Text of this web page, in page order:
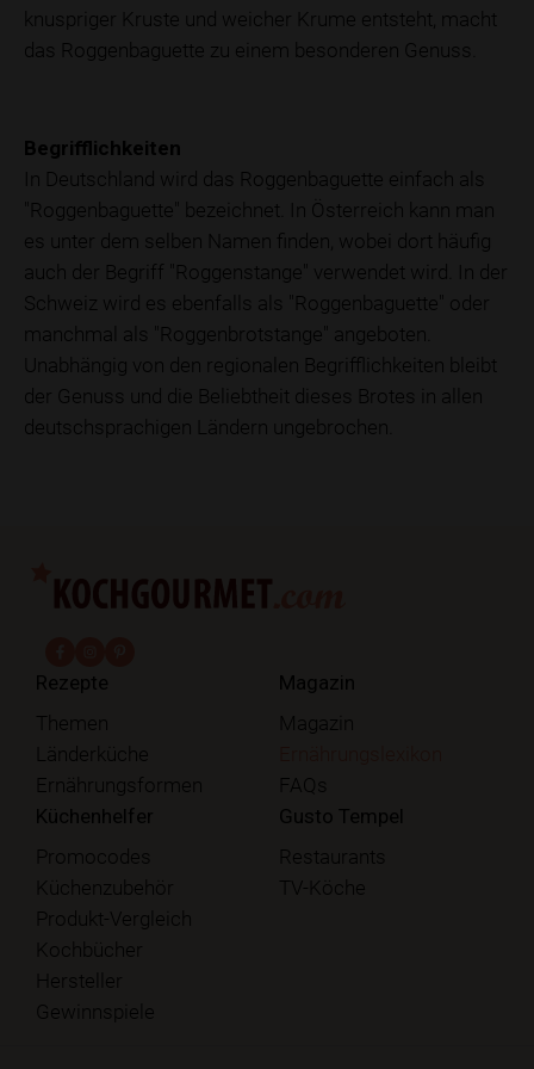
knuspriger Kruste und weicher Krume entsteht, macht
das Roggenbaguette zu einem besonderen Genuss.
Begrifflichkeiten
In Deutschland wird das Roggenbaguette einfach als
"Roggenbaguette" bezeichnet. In Österreich kann man
es unter dem selben Namen finden, wobei dort häufig
auch der Begriff "Roggenstange" verwendet wird. In der
Schweiz wird es ebenfalls als "Roggenbaguette" oder
manchmal als "Roggenbrotstange" angeboten.
Unabhängig von den regionalen Begrifflichkeiten bleibt
der Genuss und die Beliebtheit dieses Brotes in allen
deutschsprachigen Ländern ungebrochen.
Rezepte
Themen
Länderküche
Ernährungsformen
Magazin
Magazin
FAQs
Küchenhelfer
Promocodes
Küchenzubehör
Produkt-Vergleich
Kochbücher
Hersteller
Gewinnspiele
Gusto Tempel
Restaurants
TV-Köche